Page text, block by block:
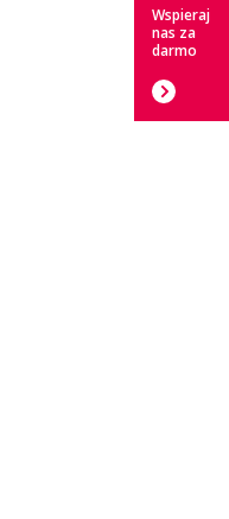
Wspieraj
nas za
darmo